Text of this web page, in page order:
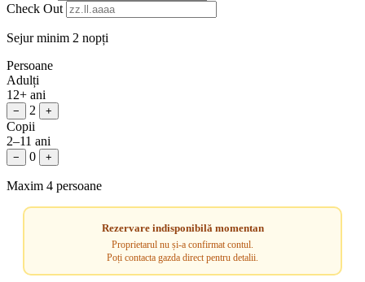
Check Out
Sejur minim 2 nopți
Persoane
Adulți
12+ ani
− 2 +
Copii
2–11 ani
− 0 +
Maxim 4 persoane
Rezervare indisponibilă momentan
Proprietarul nu și-a confirmat contul.
Poți contacta gazda direct pentru detalii.